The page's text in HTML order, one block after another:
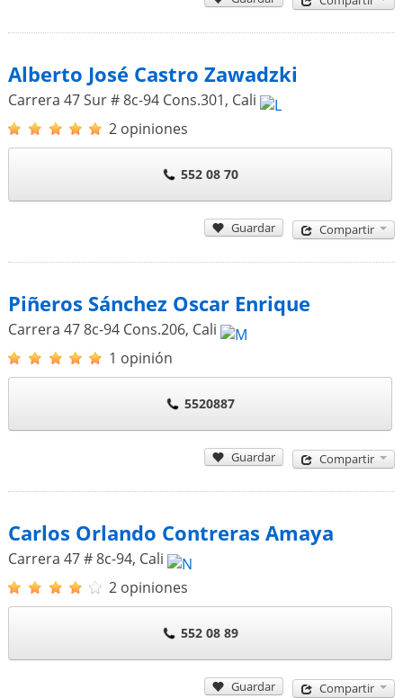
Alberto José Castro Zawadzki
Carrera 47 Sur # 8c-94 Cons.301, Cali
2 opiniones
552 08 70
Guardar Compartir
Piñeros Sánchez Oscar Enrique
Carrera 47 8c-94 Cons.206, Cali
1 opinión
5520887
Guardar Compartir
Carlos Orlando Contreras Amaya
Carrera 47 # 8c-94, Cali
2 opiniones
552 08 89
Guardar Compartir